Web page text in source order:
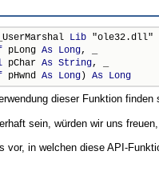
Lib "ole32.dll"
pLong As Long, _
pChar As String, _
pHwnd As Long) As Long
dieser Funktion finden
sein, würden wir uns
vor, in welchen diese API-